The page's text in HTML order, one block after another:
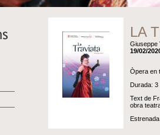
LA
Giuseppe
19/02/
Òpera en
Durada:
Text de
obra